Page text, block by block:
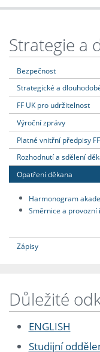
Strategie a
Bezpečnost
Strategické a
FF UK pro udržitelnost
Výroční zprávy
Platné vnitřní předpisy
Rozhodnutí a sdělení
Opatření děkana
Harmonogram
Směrnice a provozní
Zápisy
Důležité
ENGLISH
Studijní